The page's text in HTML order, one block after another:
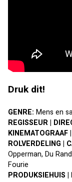
Druk dit!
GENRE: Mens en
REGISSEUR |
KINEMATOGRAAF
ROLVERDELING |
Opperman, Du
Fourie
PRODUKSIEHUIS